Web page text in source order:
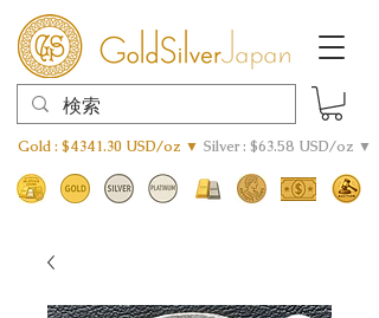
Gold : $4341.30 USD/oz ▼ Silver : $63.58 USD/oz ▼